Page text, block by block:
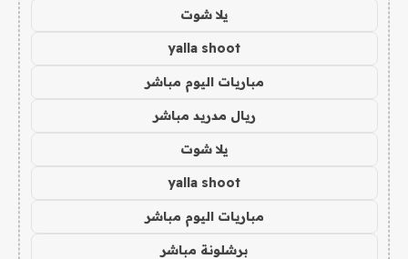
يلا شوت
yalla shoot
مباريات اليوم مباشر
ريال مدريد مباشر
يلا شوت
yalla shoot
مباريات اليوم مباشر
برشلونة مباشر